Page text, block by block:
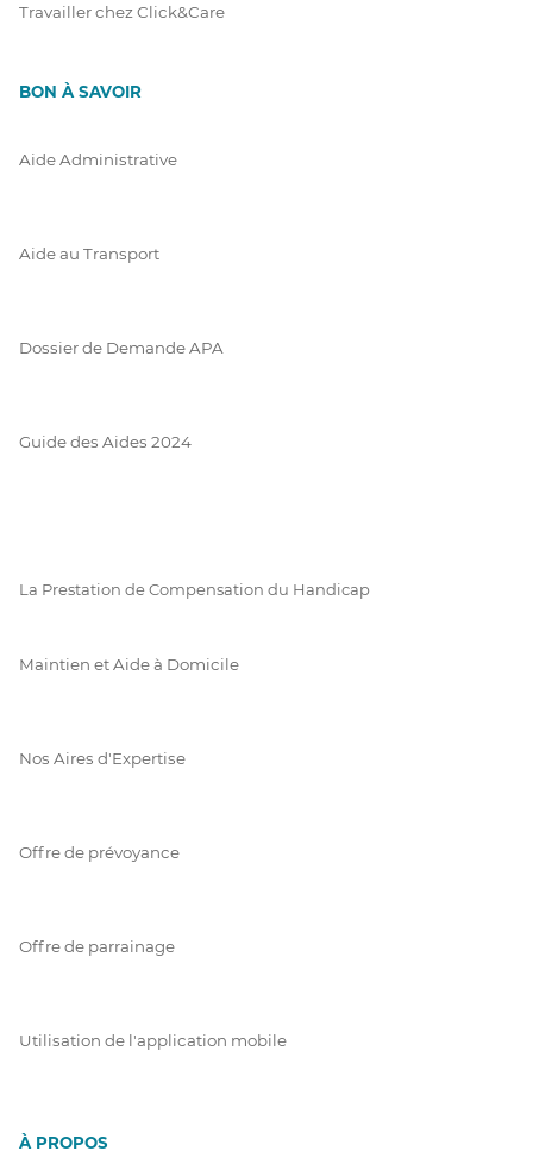
Travailler chez Click&Care
BON À SAVOIR
Aide Administrative
Aide au Transport
Dossier de Demande APA
Guide des Aides 2024
La Prestation de Compensation du Handicap
Maintien et Aide à Domicile
Nos Aires d'Expertise
Offre de prévoyance
Offre de parrainage
Utilisation de l'application mobile
À PROPOS